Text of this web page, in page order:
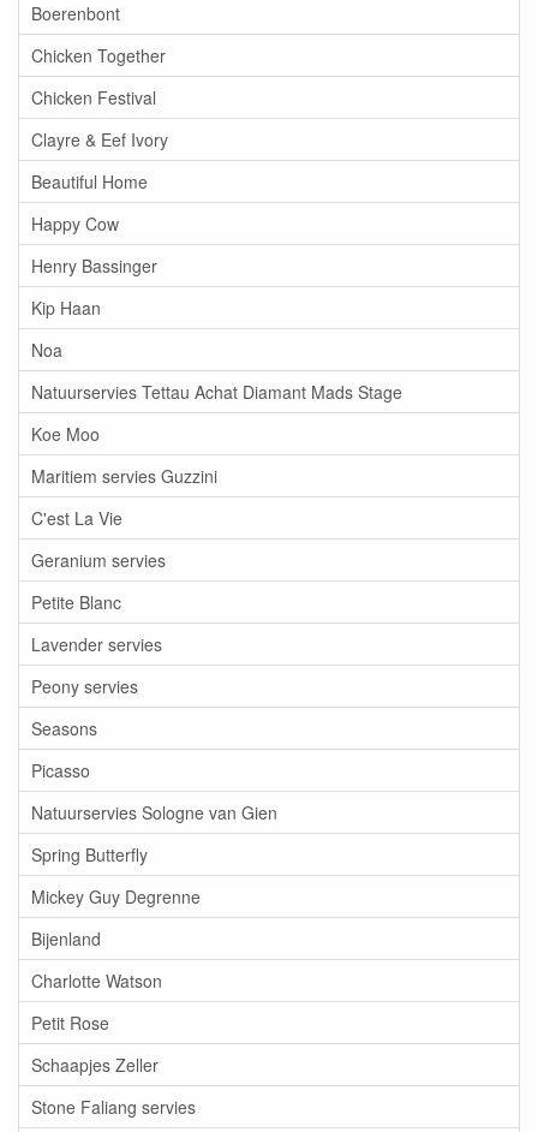
Boerenbont
Chicken Together
Chicken Festival
Clayre & Eef Ivory
Beautiful Home
Happy Cow
Henry Bassinger
Kip Haan
Noa
Natuurservies Tettau Achat Diamant Mads Stage
Koe Moo
Maritiem servies Guzzini
C'est La Vie
Geranium servies
Petite Blanc
Lavender servies
Peony servies
Seasons
Picasso
Natuurservies Sologne van Gien
Spring Butterfly
Mickey Guy Degrenne
Bijenland
Charlotte Watson
Petit Rose
Schaapjes Zeller
Stone Faliang servies